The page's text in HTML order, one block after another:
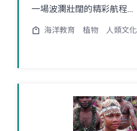
一場波瀾壯闊的精彩航程...
海洋教育 植物 人類文化